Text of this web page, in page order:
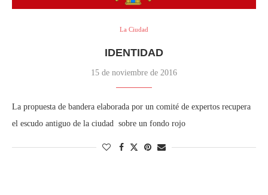
La Ciudad
IDENTIDAD
15 de noviembre de 2016
La propuesta de bandera elaborada por un comité de expertos recupera
el escudo antiguo de la ciudad sobre un fondo rojo